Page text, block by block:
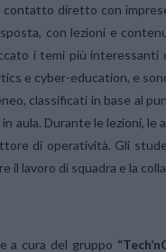
contatto diretto con
con lezioni e
i temi più interessanti
e cyber-education, e
classificati in base al
in aula. Durante le lezioni,
di operatività. Gli
il lavoro di squadra e la
a cura del gruppo